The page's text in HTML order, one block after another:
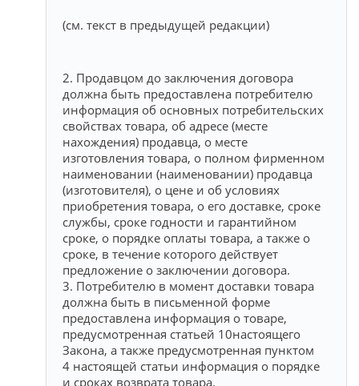
(см. текст в предыдущей редакции)
2. Продавцом до заключения договора
должна быть предоставлена потребителю
информация об основных потребительских
свойствах товара, об адресе (месте
нахождения) продавца, о месте
изготовления товара, о полном фирменном
наименовании (наименовании) продавца
(изготовителя), о цене и об условиях
приобретения товара, о его доставке, сроке
службы, сроке годности и гарантийном
сроке, о порядке оплаты товара, а также о
сроке, в течение которого действует
предложение о заключении договора.
3. Потребителю в момент доставки товара
должна быть в письменной форме
предоставлена информация о товаре,
предусмотренная статьей 10настоящего
Закона, а также предусмотренная пунктом
4 настоящей статьи информация о порядке
и сроках возврата товара.